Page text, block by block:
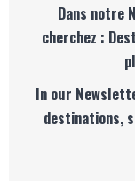
Dans notre
cherchez :
In our
destinations,